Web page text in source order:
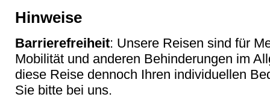
Hinweise
Barrierefreiheit: Unsere Reisen sind für
Mobilität und anderen Behinderungen im
diese Reise dennoch Ihren individuellen
Sie bitte bei uns.